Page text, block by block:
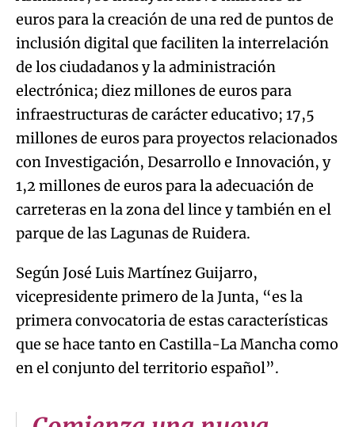
euros para la creación de una red de puntos de
inclusión digital que faciliten la interrelación
de los ciudadanos y la administración
electrónica; diez millones de euros para
infraestructuras de carácter educativo; 17,5
millones de euros para proyectos relacionados
con Investigación, Desarrollo e Innovación, y
1,2 millones de euros para la adecuación de
carreteras en la zona del lince y también en el
parque de las Lagunas de Ruidera.
Según José Luis Martínez Guijarro,
vicepresidente primero de la Junta, “es la
primera convocatoria de estas características
que se hace tanto en Castilla-La Mancha como
en el conjunto del territorio español”.